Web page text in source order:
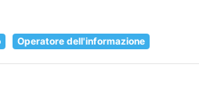
Operatore dell'informazione